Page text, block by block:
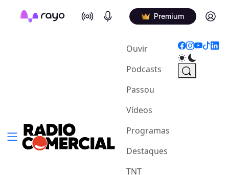
On Air Podcasts Premium Log in
Ouvir(current)
Podcasts
Passou
Vídeos
Programas
Destaques
TNT